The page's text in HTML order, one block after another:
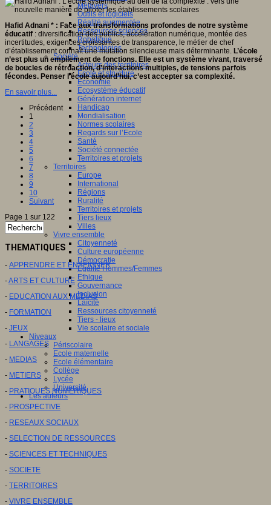
Métavers
Outils et logiciels
Réalité augmentée
Ressources sciences
Robotique
Technologies
Société
Acteurs des territoires
Ecole et structure
Economie
Ecosystème éducatif
Génération internet
Handicap
Mondialisation
Normes scolaires
Regards sur l’Ecole
Santé
Société connectée
Territoires et projets
Territoires
Europe
International
Régions
Ruralité
Territoires et projets
Tiers lieux
Villes
Vivre ensemble
Citoyenneté
Culture européenne
Démocratie
Egalité Hommes/Femmes
Ethique
Gouvernance
Inclusion
Laïcité
Ressources citoyenneté
Tiers - lieux
Vie scolaire et sociale
Niveaux
Périscolaire
Ecole maternelle
Ecole élémentaire
Collège
Lycée
Université
Les auteurs
Hafid Adnani * : Face aux transformations profondes de notre système
éducatif : diversification des publics, accélération numérique, montée des
incertitudes, exigences croissantes de transparence, le métier de chef
d’établissement connaît une mutation silencieuse mais déterminante. L’école
n’est plus un empilement de fonctions. Elle est un système vivant, traversé
de boucles de rétroaction, d’interactions multiples, de tensions parfois
fécondes. Penser l’école aujourd’hui, c’est accepter sa complexité.
En savoir plus...
Précédent
1
2
3
4
5
6
7
8
9
10
Suivant
Page 1 sur 122
THEMATIQUES
- APPRENDRE ET ENSEIGNER
-ARTS ET CULTURE
- EDUCATION AUX MEDIAS
- FORMATION
- JEUX
- LANGAGES
- MEDIAS
- METIERS
- PRATIQUES NUMERIQUES
- PROSPECTIVE
- RESEAUX SOCIAUX
- SELECTION DE RESSOURCES
- SCIENCES ET TECHNIQUES
- SOCIETE
- TERRITOIRES
- VIVRE ENSEMBLE